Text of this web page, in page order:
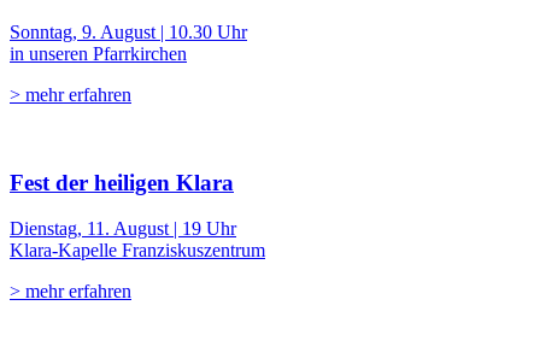
Sonntag, 9. August | 10.30 Uhr
in unseren Pfarrkirchen
> mehr erfahren
Fest der heiligen Klara
Dienstag, 11. August | 19 Uhr
Klara-Kapelle Franziskuszentrum
> mehr erfahren